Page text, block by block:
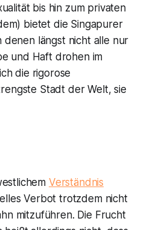
bis hin zum privaten
bietet die Singapurer
längst nicht alle nur
und Haft drohen im
die rigorose
Stadt der Welt, sie
Verständnis
Verbot trotzdem nicht
mitzuführen. Die Frucht